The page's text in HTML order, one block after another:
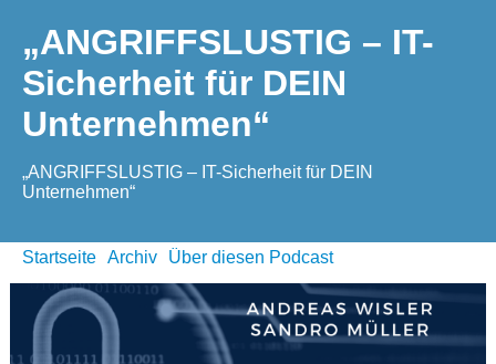
„ANGRIFFSLUSTIG – IT-
Sicherheit für DEIN
Unternehmen“
„ANGRIFFSLUSTIG – IT-Sicherheit für DEIN
Unternehmen“
Startseite Archiv Über diesen Podcast